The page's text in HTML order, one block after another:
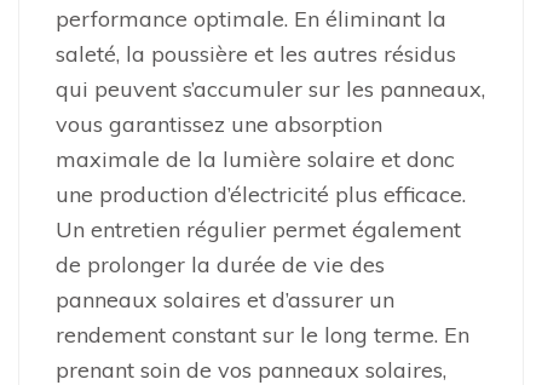
performance optimale. En éliminant la
saleté, la poussière et les autres résidus
qui peuvent s’accumuler sur les panneaux,
vous garantissez une absorption
maximale de la lumière solaire et donc
une production d’électricité plus efficace.
Un entretien régulier permet également
de prolonger la durée de vie des
panneaux solaires et d’assurer un
rendement constant sur le long terme. En
prenant soin de vos panneaux solaires,